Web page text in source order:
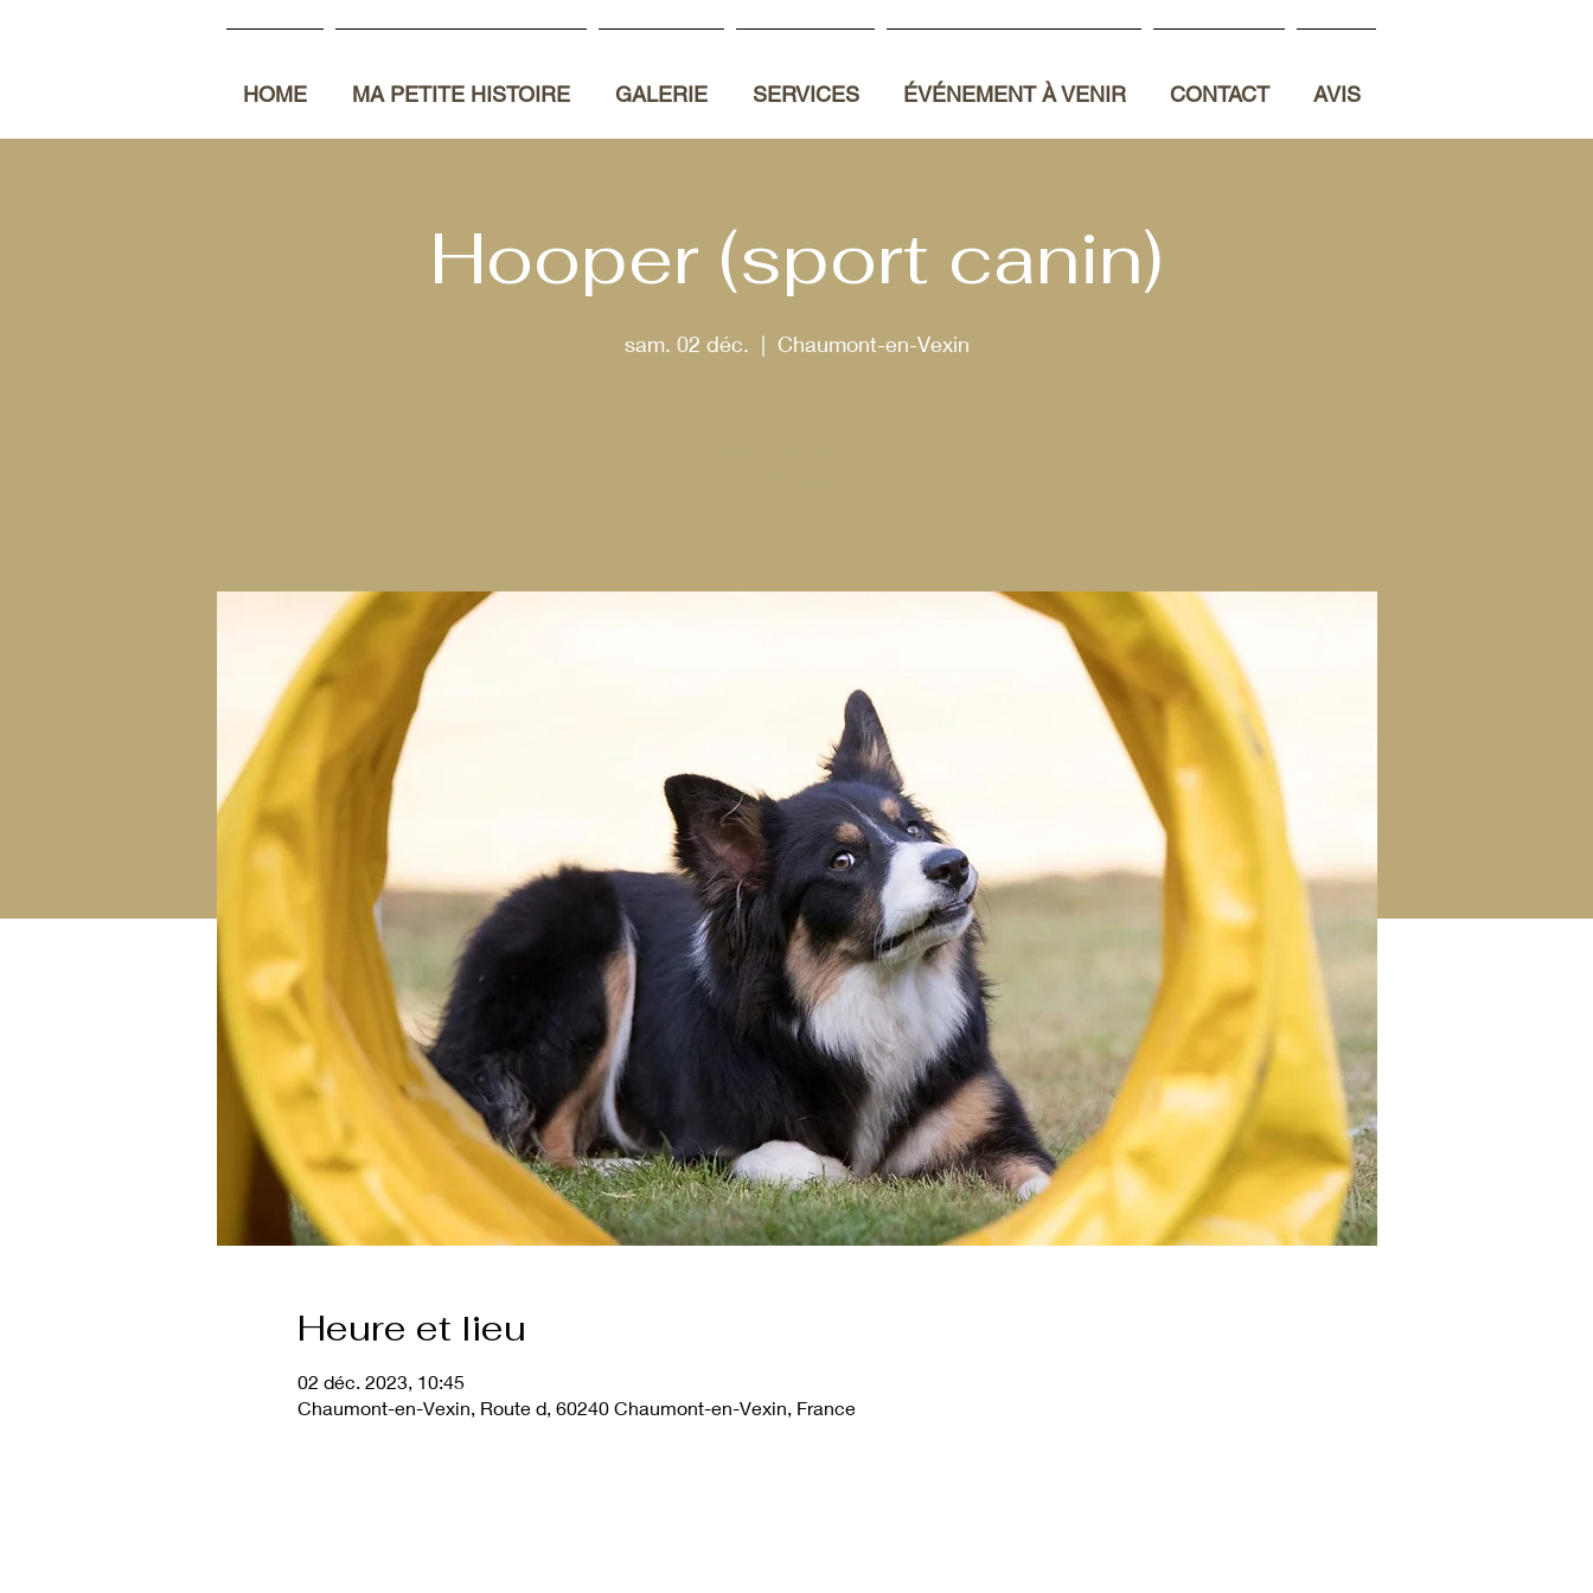
HOME MA PETITE HISTOIRE GALERIE SERVICES ÉVÉNEMENT À VENIR CONTACT AVIS
Hooper (sport canin)
sam. 02 déc.
  |
Chaumont-en-Vexin
Heure et lieu
02 déc. 2023, 10:45
Chaumont-en-Vexin, Route d, 60240 Chaumont-en-Vexin, France